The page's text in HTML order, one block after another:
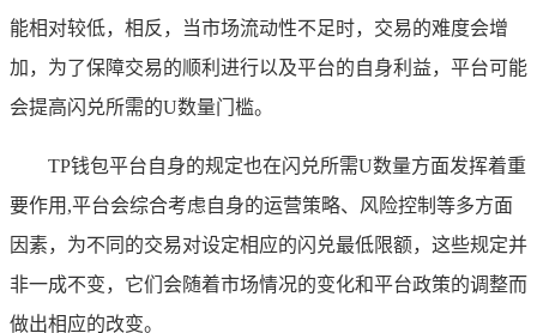
能相对较低，相反，当市场流动性不足时，交易的难度会增
加，为了保障交易的顺利进行以及平台的自身利益，平台可能
会提高闪兑所需的U数量门槛。
TP钱包平台自身的规定也在闪兑所需U数量方面发挥着重
要作用,平台会综合考虑自身的运营策略、风险控制等多方面
因素，为不同的交易对设定相应的闪兑最低限额，这些规定并
非一成不变，它们会随着市场情况的变化和平台政策的调整而
做出相应的改变。